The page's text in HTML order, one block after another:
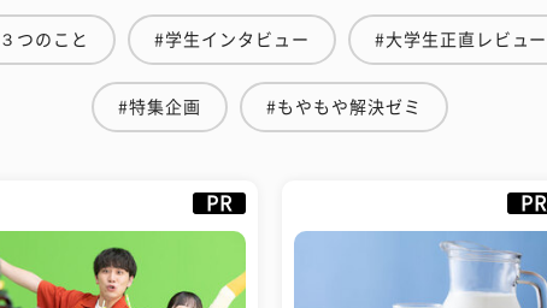
つのこと #学生インタビュー #大学生正直レビュー
#特集企画 #もやもや解決ゼミ
PR PR